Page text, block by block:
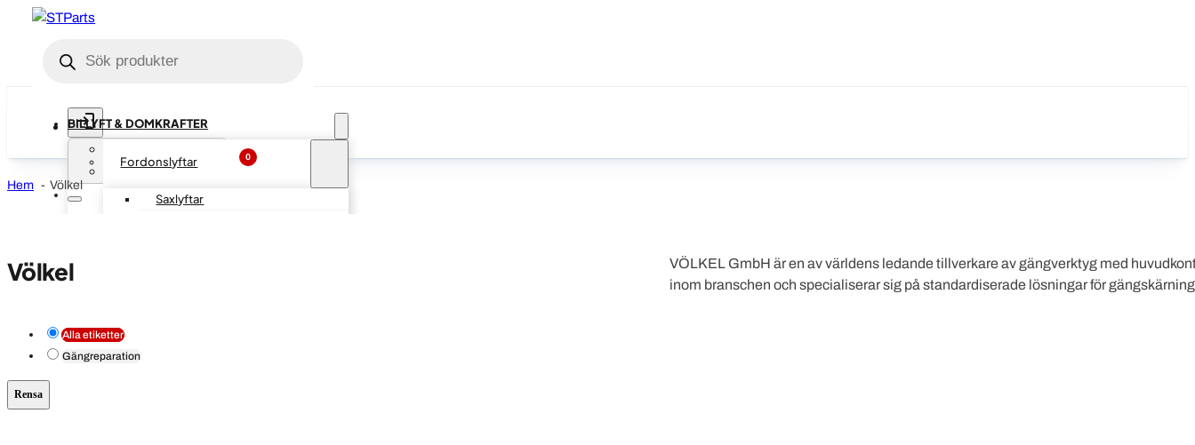
Avtalskund (B2B)
0
0
BILLYFT & DOMKRAFTER
Fordonslyftar
Saxlyftar
Hem Völkel
Völkel
VÖLKEL GmbH är en av världens ledande tillverkare av gängverktyg med
inom branschen och specialiserar sig på standardiserade lösningar för
Alla etiketter
Gängreparation
Rensa